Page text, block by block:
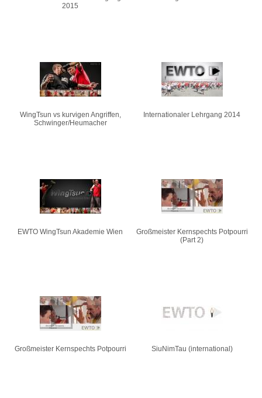
2015
WingTsun vs kurvigen Angriffen,
Schwinger/Heumacher
Internationaler Lehrgang 2014
EWTO WingTsun Akademie Wien
Großmeister Kernspechts Potpourri
(Part 2)
Großmeister Kernspechts Potpourri SiuNimTau (international)